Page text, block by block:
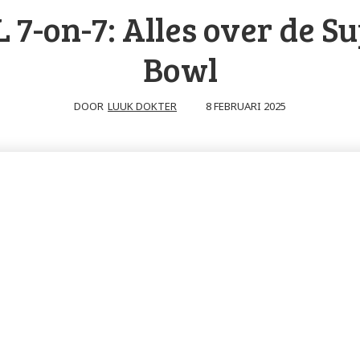
7-on-7: Alles over de
Bowl
DOOR LUUK DOKTER 8 FEBRUARI 2025